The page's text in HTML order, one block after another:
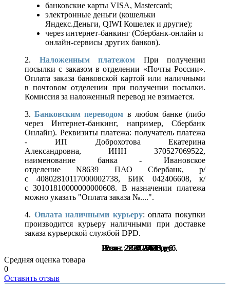
Розн.:2710 2 033руб.
Розн.:2710 2 033руб.
Розн.:2710 2 033руб.
Розн.:2820 2 115руб.
Розн.:2820 2 115руб.
Розн.:1000 750руб.
Розн.:1000 750руб.
Розн.:1000 750руб.
Розн.:1000 750руб.
Розн.:1280 666руб.
Розн.:1080 562руб.
банковские карты VISA, Mastercard;
электронные деньги (кошельки
Яндекс.Деньги, QIWI Кошелек и другие);
через интернет-банкинг (Сбербанк-онлайн и
онлайн-сервисы других банков).
2. Наложенным платежом При получении
посылки с заказом в отделении «Почты России».
Оплата заказа банковской картой или наличными
в почтовом отделении при получении посылки.
Комиссия за наложенный перевод не взимается.
3.Банковским переводом в любом банке (либо
через Интернет-банкинг, например, Сбербанк
Онлайн). Реквизиты платежа: получатель платежа
- ИП Доброхотова Екатерина
Александровна, ИНН 370527069522,
наименование банка - Ивановское
отделение N8639 ПАО Сбербанк, р/
с 40802810117000002738, БИК 042406608, к/
с 30101810000000000608. В назначении платежа
можно указать "Оплата заказа №....".
4. Оплата наличными курьеру: оплата покупки
производится курьеру наличными при доставке
заказа курьерской службой DPD.
Средняя оценка товара
0
Оставить отзыв